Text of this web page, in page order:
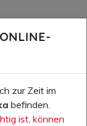
mitunter
die sich
zur Zeit im
befinden.
ist, können